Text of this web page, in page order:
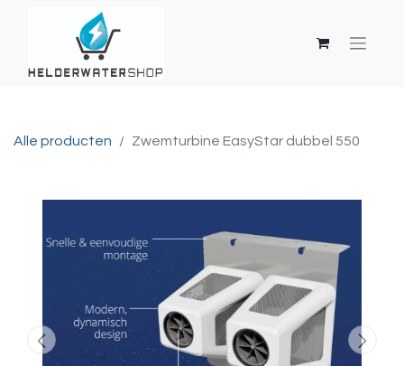
Alle producten Zwemturbine EasyStar dubbel 550